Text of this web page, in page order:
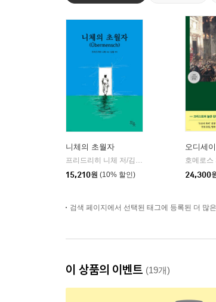
니체의 초월자
프리드리히 니체 저/김철 편역
15,210원 (10% 할인)
오디세
24,300
검색 페이지에서 선택된 태그에 등록된 더 많
이 상품의 이벤트 (19개)